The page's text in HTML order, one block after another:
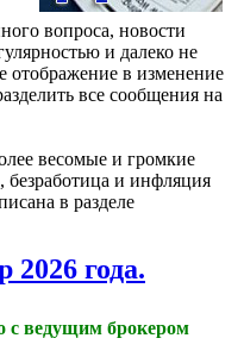
вопроса, новости
и далеко не
отображение в изменение
все сообщения на
весомые и громкие
безработица и инфляция
в разделе
2026 года.
с ведущим брокером